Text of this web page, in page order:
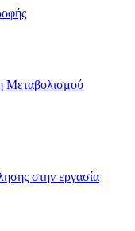
Μεταβολισμού
στην εργασία